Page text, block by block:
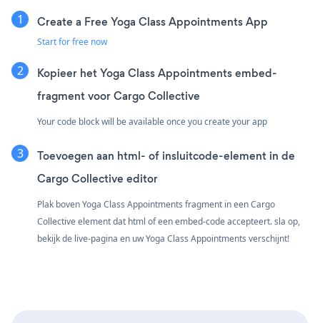
Create a Free Yoga Class Appointments App
Start for free now
Kopieer het Yoga Class Appointments embed-
fragment voor Cargo Collective
Your code block will be available once you create your app
Toevoegen aan html- of insluitcode-element in de
Cargo Collective editor
Plak boven Yoga Class Appointments fragment in een Cargo
Collective element dat html of een embed-code accepteert. sla op,
bekijk de live-pagina en uw Yoga Class Appointments verschijnt!